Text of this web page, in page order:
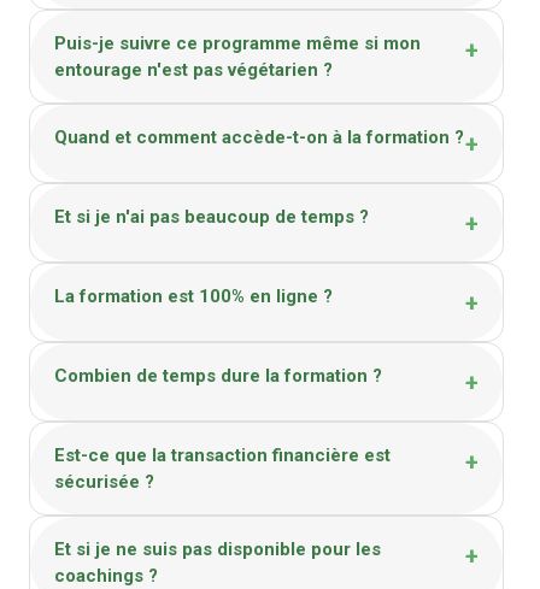
Puis-je suivre ce programme même si mon
entourage n'est pas végétarien ?
+
Quand et comment accède-t-on à la formation ?+
Et si je n'ai pas beaucoup de temps ? +
La formation est 100% en ligne ? +
Combien de temps dure la formation ? +
Est-ce que la transaction financière est
sécurisée ?
+
Et si je ne suis pas disponible pour les
coachings ?
+